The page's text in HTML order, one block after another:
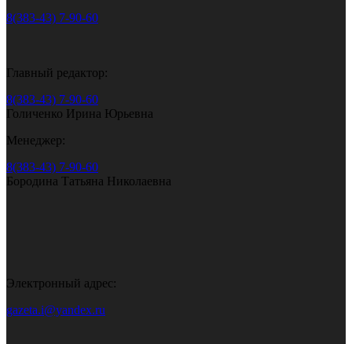
8(383-43) 7-90-60
Главный редактор:
8(383-43) 7-90-60
Голиченко Ирина Юрьевна
Менеджер:
8(383-43) 7-90-60
Бородина Татьяна Николаевна
Электронный адрес:
gazeta.i@yandex.ru